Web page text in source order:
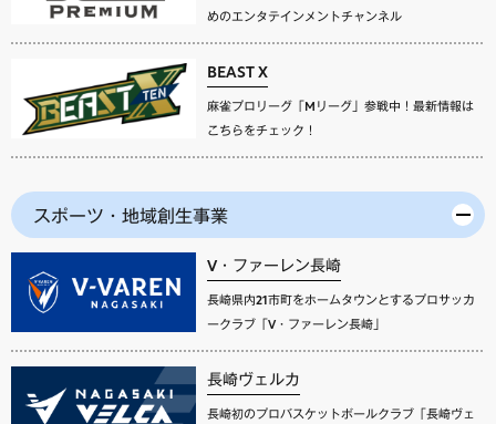
めのエンタテインメントチャンネル
BEAST X
麻雀プロリーグ「Mリーグ」参戦中！最新情報は
こちらをチェック！
スポーツ・地域創生事業
V・ファーレン長崎
長崎県内21市町をホームタウンとするプロサッカ
ークラブ「V・ファーレン長崎」
長崎ヴェルカ
長崎初のプロバスケットボールクラブ「長崎ヴェ